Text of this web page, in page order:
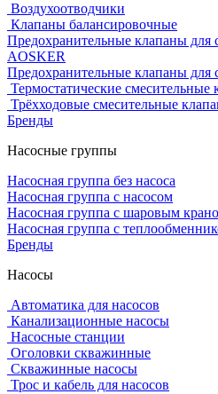
Воздухоотводчики
Клапаны балансировочные
Предохранительные клапаны для
AOSKER
Предохранительные клапаны для
Термостатические смесительные
Трёхходовые смесительные
Бренды
Насосные группы
Насосная группа без насоса
Насосная группа с насосом
Насосная группа с шаровым
Насосная группа с
Бренды
Насосы
Автоматика для насосов
Канализационные насосы
Насосные станции
Оголовки скважинные
Скважинные насосы
Трос и кабель для насосов